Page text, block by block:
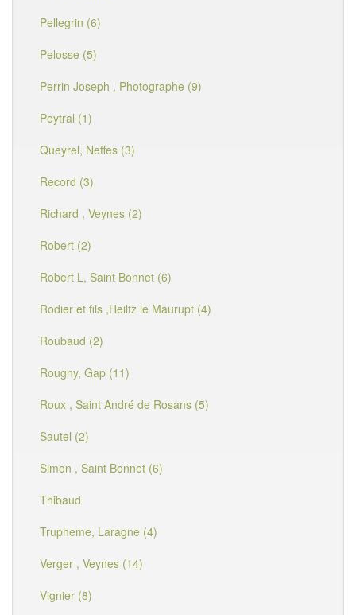
Pellegrin (6)
Pelosse (5)
Perrin Joseph , Photographe (9)
Peytral (1)
Queyrel, Neffes (3)
Record (3)
Richard , Veynes (2)
Robert (2)
Robert L, Saint Bonnet (6)
Rodier et fils ,Heiltz le Maurupt (4)
Roubaud (2)
Rougny, Gap (11)
Roux , Saint André de Rosans (5)
Sautel (2)
Simon , Saint Bonnet (6)
Thibaud
Trupheme, Laragne (4)
Verger , Veynes (14)
Vignier (8)